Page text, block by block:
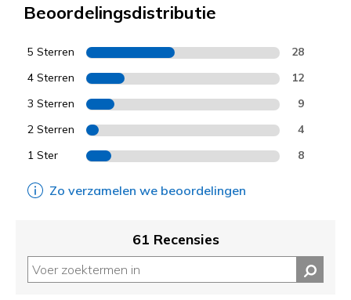
Beoordelingsdistributie
5 Sterren 28
4 Sterren 12
3 Sterren 9
2 Sterren 4
1 Ster 8
Zo verzamelen we beoordelingen
61 Recensies